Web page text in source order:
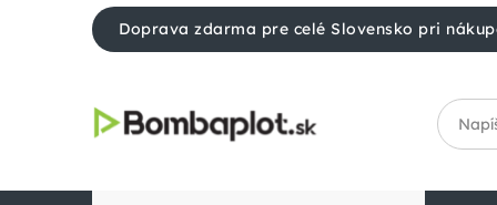
Doprava zdarma pre celé Slovensko pri